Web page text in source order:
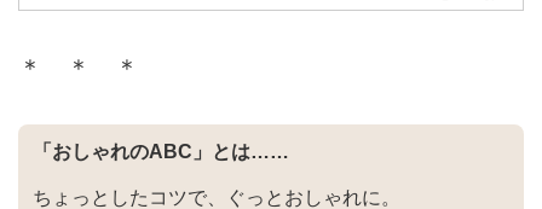
＊ ＊ ＊
「おしゃれのABC」とは……
ちょっとしたコツで、ぐっとおしゃれに。